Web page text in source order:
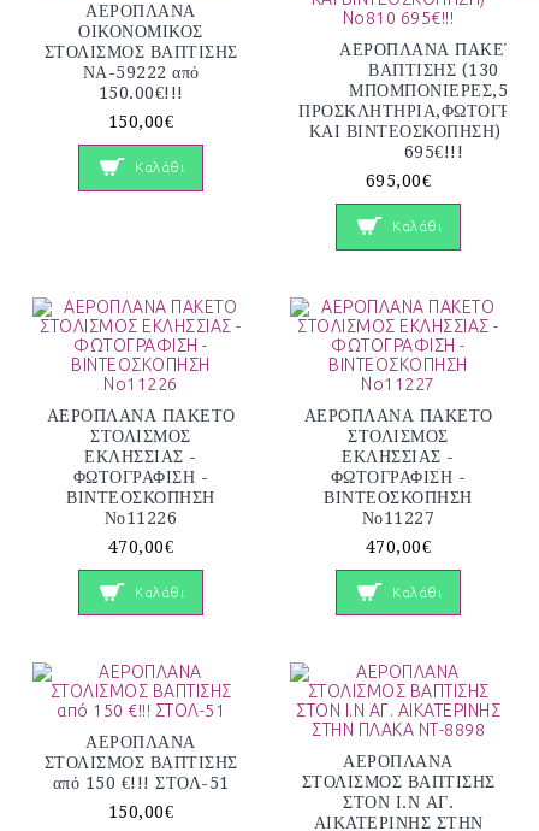
ΑΕΡΟΠΛΑΝΑ
ΟΙΚΟΝΟΜΙΚΟΣ
ΣΤΟΛΙΣΜΟΣ ΒΑΠΤΙΣΗΣ
ΝΑ-59222 από
150.00€!!!
150,00€
Καλάθι
ΑΕΡΟΠΛΑΝΑ ΠΑΚΕΤΟ
ΒΑΠΤΙΣΗΣ (130
ΜΠΟΜΠΟΝΙΕΡΕΣ,50
ΚΑΙ ΒΙΝΤΕΟΣΚΟΠΗΣΗ)
695€!!!
695,00€
Καλάθι
ΑΕΡΟΠΛΑΝΑ ΠΑΚΕΤΟ
ΣΤΟΛΙΣΜΟΣ
ΕΚΛΗΣΣΙΑΣ -
ΦΩΤΟΓΡΑΦΙΣΗ -
ΒΙΝΤΕΟΣΚΟΠΗΣΗ
Νο11226
470,00€
Καλάθι
ΑΕΡΟΠΛΑΝΑ ΠΑΚΕΤΟ
ΣΤΟΛΙΣΜΟΣ
ΕΚΛΗΣΣΙΑΣ -
ΦΩΤΟΓΡΑΦΙΣΗ -
ΒΙΝΤΕΟΣΚΟΠΗΣΗ
Νο11227
470,00€
Καλάθι
ΑΕΡΟΠΛΑΝΑ
ΣΤΟΛΙΣΜΟΣ ΒΑΠΤΙΣΗΣ
από 150 €!!! ΣΤΟΛ-51
150,00€
ΑΕΡΟΠΛΑΝΑ
ΣΤΟΛΙΣΜΟΣ ΒΑΠΤΙΣΗΣ
ΣΤΟΝ Ι.Ν ΑΓ.
ΑΙΚΑΤΕΡΙΝΗΣ ΣΤΗΝ